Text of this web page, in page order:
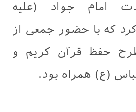
امام جواد (علیه
کرد که با حضور جمعی از
حفظ قرآن کریم و
(ع) همراه بود.